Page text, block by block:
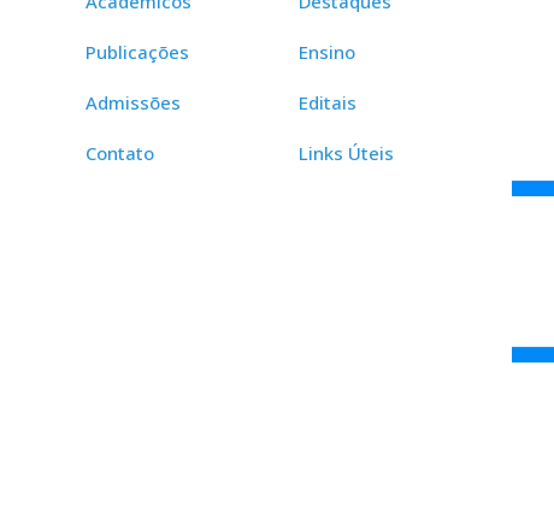
Publicações
Admissões
Contato
Ensino
Editais
Links Úteis